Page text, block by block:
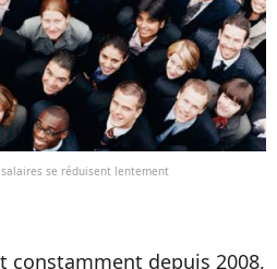
se réduisent lentement
constamment depuis 2008,